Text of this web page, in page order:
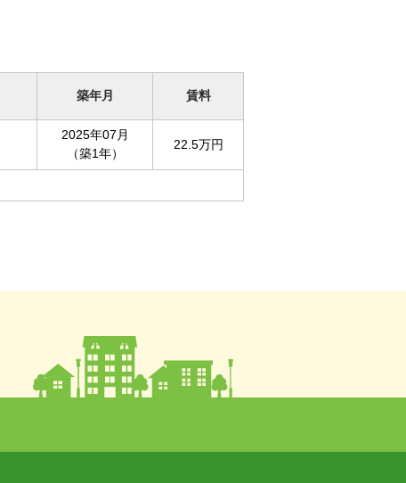
築年月 賃料
2025年07月
（築1年）
22.5万円